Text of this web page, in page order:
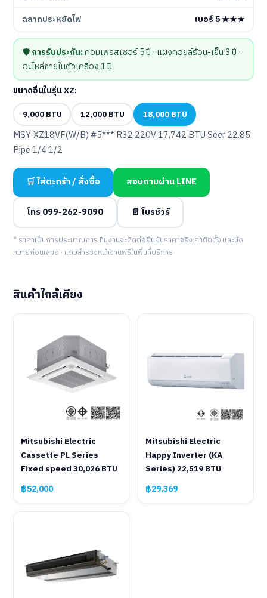
ฉลากประหยัดไฟ
เบอร์ 5 ★★★
🛡️การรับประกัน:คอมเพรสเซอร์ 5 ปี · แผงคอยล์ร้อน-เย็น 3 ปี ·
อะไหล่ภายในตัวเครื่อง 1 ปี
ขนาดอื่นในรุ่น XZ:
9,000 BTU
12,000 BTU 18,000 BTU
MSY-XZ18VF(W/B) #5*** R32 220V 17,742 BTU Seer 22.85
Pipe 1/4 1/2
🛒 ใส่ตะกร้า / สั่งซื้อ สอบถามผ่าน LINE
โทร 099-262-9090 📄 โบรชัวร์
* ราคาเป็นการประมาณการ ทีมงานจะติดต่อยืนยันราคาจริง ค่าติดตั้ง และนัด
หมายก่อนเสมอ · แถมสำรวจหน้างานฟรีในพื้นที่บริการ
สินค้าใกล้เคียง
Mitsubishi Electric
Cassette PL Series
Fixed speed 30,026 BTU
฿52,000
Mitsubishi Electric
Happy Inverter (KA
Series) 22,519 BTU
฿29,369